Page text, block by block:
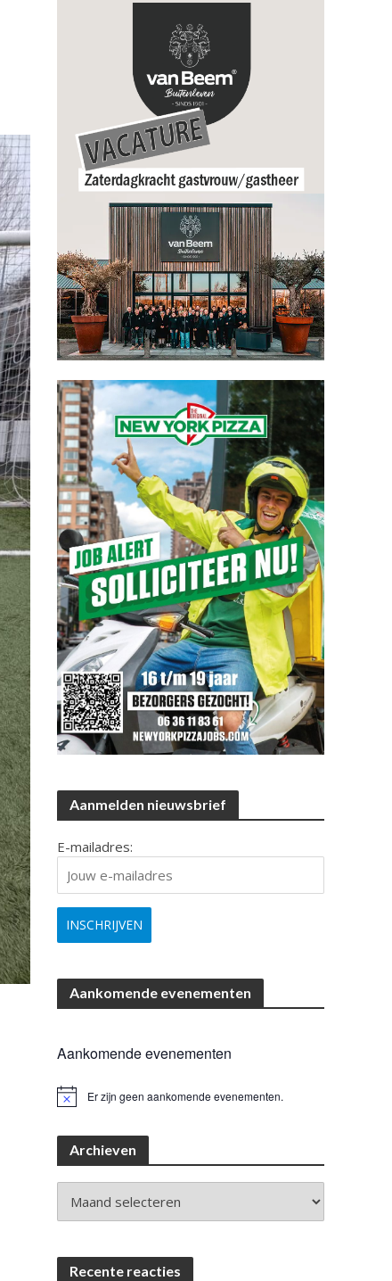
Aanmelden nieuwsbrief
E-mailadres:
Aankomende evenementen
Aankomende evenementen
B
t
Er zijn geen aankomende evenementen.
Archieven
Recente reacties